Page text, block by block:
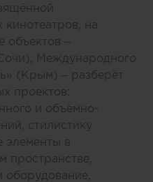
кинотеатров, на
объектов –
Международного
(Крым) – разберёт
проектов:
и объёмно-
стилистику
элементы в
пространстве,
оборудование,